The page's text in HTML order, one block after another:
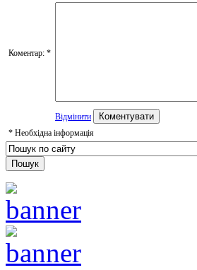
Коментар: *
Відмінити
* Необхідна інформація